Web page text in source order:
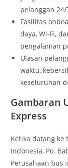
pelanggan
Fasilitas
daya, Wi-Fi,
pengalaman
Ulasan
waktu,
keseluruhan
Gambaran
Express
Ketika datang
Indonesia, Po.
Perusahaan bus